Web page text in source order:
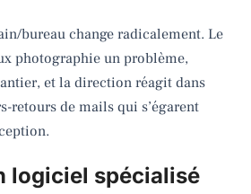
bureau change radicalement. Le
photographie un problème,
et la direction réagit dans
retours de mails qui s’égarent
logiciel spécialisé